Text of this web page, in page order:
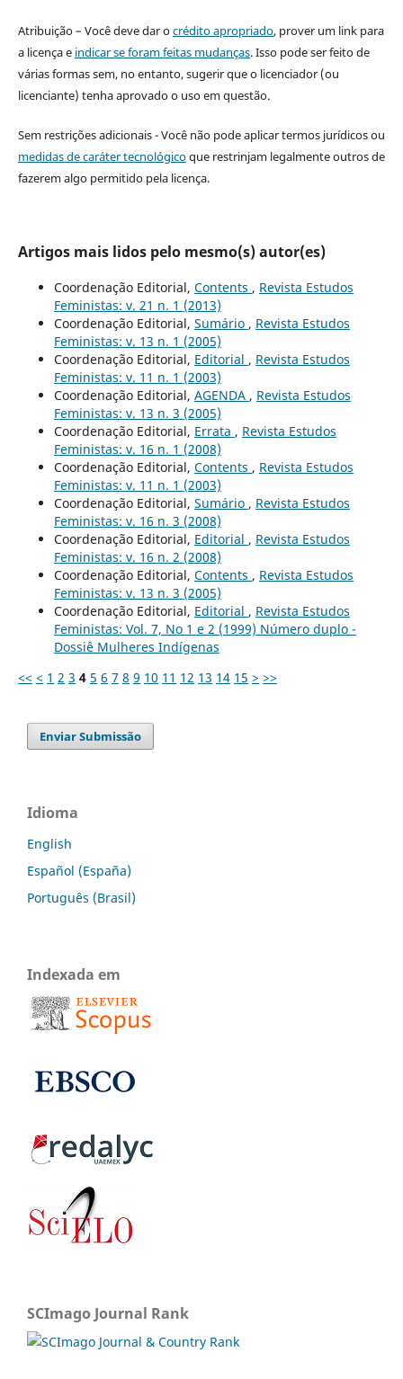
Atribuição – Você deve dar ocrédito apropriado, prover um link para
a licença e indicar se foram feitas mudanças. Isso pode ser feito de
várias formas sem, no entanto, sugerir que o licenciador (ou
licenciante) tenha aprovado o uso em questão.
Sem restrições adicionais - Você não pode aplicar termos jurídicos ou
medidas de caráter tecnológicoque restrinjam legalmente outros de
fazerem algo permitido pela licença.
Artigos mais lidos pelo mesmo(s) autor(es)
Coordenação Editorial, Contents , Revista Estudos
Feministas: v. 21 n. 1 (2013)
Coordenação Editorial, Sumário , Revista Estudos
Feministas: v. 13 n. 1 (2005)
Coordenação Editorial, Editorial , Revista Estudos
Feministas: v. 11 n. 1 (2003)
Coordenação Editorial, AGENDA , Revista Estudos
Feministas: v. 13 n. 3 (2005)
Coordenação Editorial, Errata , Revista Estudos
Feministas: v. 16 n. 1 (2008)
Coordenação Editorial, Contents , Revista Estudos
Feministas: v. 11 n. 1 (2003)
Coordenação Editorial, Sumário , Revista Estudos
Feministas: v. 16 n. 3 (2008)
Coordenação Editorial, Editorial , Revista Estudos
Feministas: v. 16 n. 2 (2008)
Coordenação Editorial, Contents , Revista Estudos
Feministas: v. 13 n. 3 (2005)
Coordenação Editorial, Editorial , Revista Estudos
Feministas: Vol. 7, No 1 e 2 (1999) Número duplo -
Dossiê Mulheres Indígenas
<< < 1 2 3 4 5 6 7 8 9 10 11 12 13 14 15 > >>
Enviar Submissão
Idioma
English
Español (España)
Português (Brasil)
Indexada em
SCImago Journal Rank